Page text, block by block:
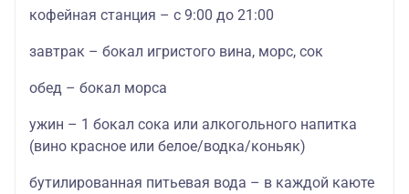
кофейная станция – с 9:00 до 21:00
завтрак – бокал игристого вина, морс, сок
обед – бокал морса
ужин – 1 бокал сока или алкогольного напитка
(вино красное или белое/водка/коньяк)
бутилированная питьевая вода – в каждой каюте